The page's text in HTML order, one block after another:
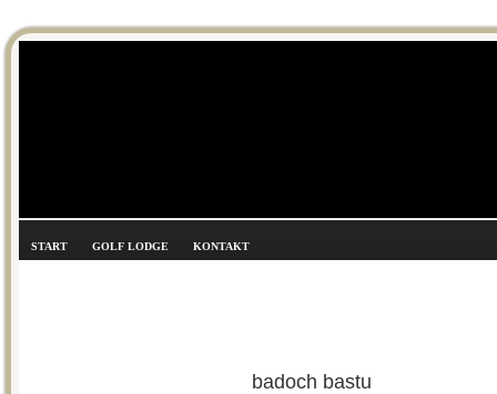
START GOLF LODGE KONTAKT
badoch bastu